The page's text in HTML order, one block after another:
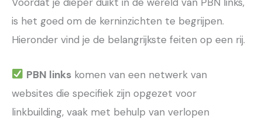
is het goed om de kerninzichten te begrijpen.
Hieronder vind je de belangrijkste feiten op een rij.
PBN linkskomen van een netwerk van
websites die specifiek zijn opgezet voor
linkbuilding, vaak met behulp van verlopen